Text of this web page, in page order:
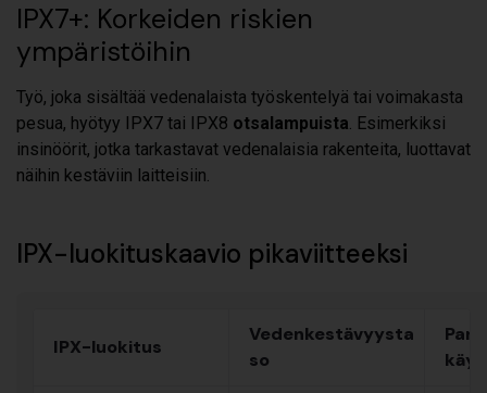
IPX7+: Korkeiden riskien
ympäristöihin
Työ, joka sisältää vedenalaista työskentelyä tai voimakasta
pesua, hyötyy IPX7 tai IPX8 otsalampuista. Esimerkiksi
insinöörit, jotka tarkastavat vedenalaisia rakenteita, luottavat
näihin kestäviin laitteisiin.
IPX-luokituskaavio pikaviitteeksi
IPX-luokitus
Vedenkestävyysta
so